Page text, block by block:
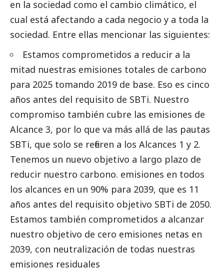
en la sociedad como el cambio climático, el
cual está afectando a cada negocio y a toda la
sociedad. Entre ellas mencionar las siguientes:
Estamos comprometidos a reducir a la
mitad nuestras emisiones totales de carbono
para 2025 tomando 2019 de base. Eso es cinco
años antes del requisito de SBTi. Nuestro
compromiso también cubre las emisiones de
Alcance 3, por lo que va más allá de las pautas
SBTi, que solo se refieren a los Alcances 1 y 2.
Tenemos un nuevo objetivo a largo plazo de
reducir nuestro carbono. emisiones en todos
los alcances en un 90% para 2039, que es 11
años antes del requisito objetivo SBTi de 2050.
Estamos también comprometidos a alcanzar
nuestro objetivo de cero emisiones netas en
2039, con neutralización de todas nuestras
emisiones residuales